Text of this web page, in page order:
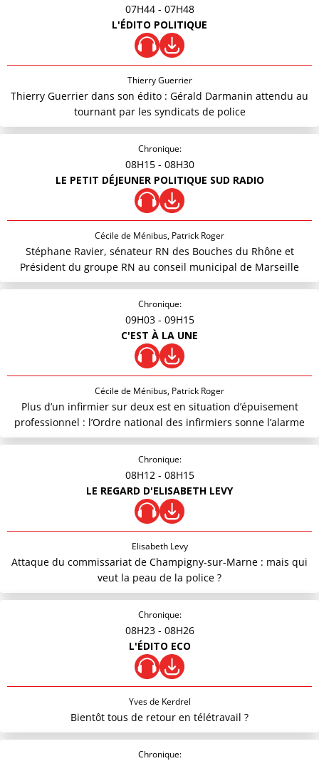
07H44 - 07H48
L'ÉDITO POLITIQUE
Thierry Guerrier
Thierry Guerrier dans son édito : Gérald Darmanin attendu au
tournant par les syndicats de police
Chronique:
08H15 - 08H30
LE PETIT DÉJEUNER POLITIQUE SUD RADIO
Cécile de Ménibus, Patrick Roger
Stéphane Ravier, sénateur RN des Bouches du Rhône et
Président du groupe RN au conseil municipal de Marseille
Chronique:
09H03 - 09H15
C'EST À LA UNE
Cécile de Ménibus, Patrick Roger
Plus d’un infirmier sur deux est en situation d’épuisement
professionnel : l’Ordre national des infirmiers sonne l’alarme
Chronique:
08H12 - 08H15
LE REGARD D'ELISABETH LEVY
Elisabeth Levy
Attaque du commissariat de Champigny-sur-Marne : mais qui
veut la peau de la police ?
Chronique:
08H23 - 08H26
L'ÉDITO ECO
Yves de Kerdrel
Bientôt tous de retour en télétravail ?
Chronique: